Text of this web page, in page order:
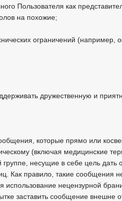
Пользователя как
на похожие;
ограничений (например,
дружественную и
которые прямо или
(включая медицинские
группе, несущие в себе цель дать
правило, такие сообщения
использование нецензурной
заставить сообщение внешне